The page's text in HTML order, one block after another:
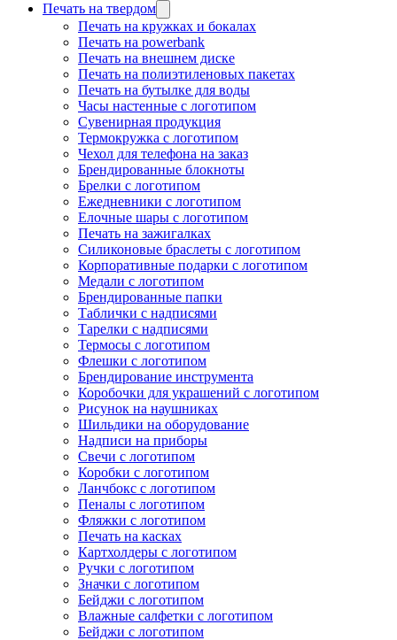
Печать на твердом
Печать на кружках и бокалах
Печать на powerbank
Печать на внешнем диске
Печать на полиэтиленовых пакетах
Печать на бутылке для воды
Часы настенные с логотипом
Сувенирная продукция
Термокружка с логотипом
Чехол для телефона на заказ
Брендированные блокноты
Брелки с логотипом
Ежедневники с логотипом
Елочные шары с логотипом
Печать на зажигалках
Силиконовые браслеты с логотипом
Корпоративные подарки с логотипом
Медали с логотипом
Брендированные папки
Таблички с надписями
Тарелки с надписями
Термосы с логотипом
Флешки с логотипом
Брендирование инструмента
Коробочки для украшений с логотипом
Рисунок на наушниках
Шильдики на оборудование
Надписи на приборы
Свечи с логотипом
Коробки с логотипом
Ланчбокс с логотипом
Пеналы с логотипом
Фляжки с логотипом
Печать на касках
Картхолдеры с логотипом
Ручки с логотипом
Значки с логотипом
Бейджи с логотипом
Влажные салфетки с логотипом
Бейджи с логотипом